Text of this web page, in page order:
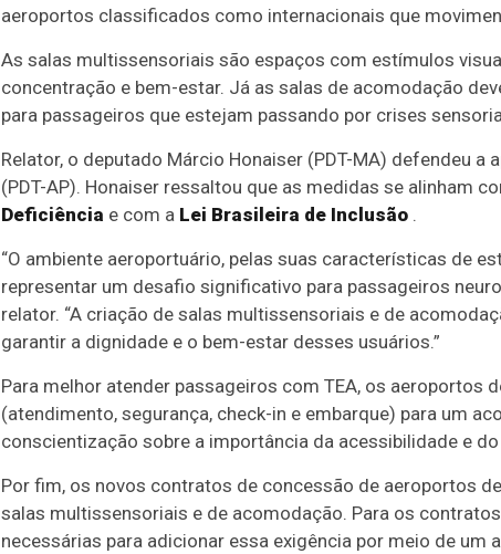
aeroportos classificados como internacionais que
As salas multissensoriais são espaços com estímulos
concentração e bem-estar. Já as salas de acomodação
para passageiros que estejam passando por crises
Relator, o deputado Márcio Honaiser (PDT-MA) defendeu
(PDT-AP). Honaiser ressaltou que as medidas se alinham
Deficiência e com a Lei Brasileira de Inclusão.
“O ambiente aeroportuário, pelas suas características de
representar um desafio significativo para passageiros
relator. “A criação de salas multissensoriais e de
garantir a dignidade e o bem-estar desses usuários.”
Para melhor atender passageiros com TEA, os aeroportos
(atendimento, segurança, check-in e embarque) para um
conscientização sobre a importância da acessibilidade e
Por fim, os novos contratos de concessão de aeroportos
salas multissensoriais e de acomodação. Para os
necessárias para adicionar essa exigência por meio de um